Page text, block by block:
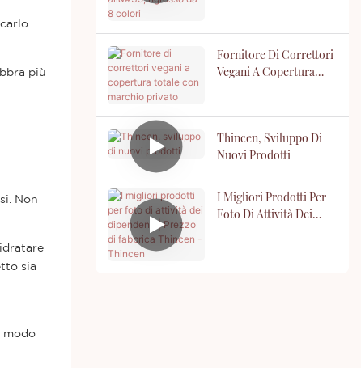
più
Non
sia
modo
Fornitore Di Correttori
Vegani A Copertura
Thincen, Sviluppo Di
Nuovi Prodotti
I Migliori Prodotti Per
Foto Di Attività Dei